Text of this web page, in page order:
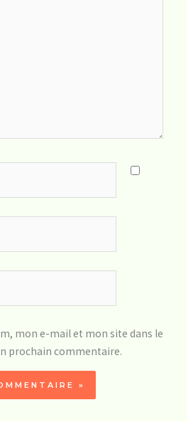
mon e-mail et mon site dans le
prochain commentaire.